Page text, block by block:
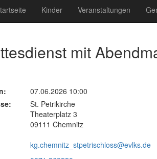
Kinder Veranstaltungen
mit
07.06.2026 10:00
St. Petrikirche
Theaterplatz 3
09111 Chemnitz
kg.chemnitz_stpetrischloss@evlks.de